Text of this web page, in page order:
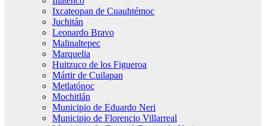
Ixcateopan de Cuauhtémoc
Juchitán
Leonardo Bravo
Malinaltepec
Marquelia
Huitzuco de los Figueroa
Mártir de Cuilapan
Metlatónoc
Mochitlán
Municipio de Eduardo Neri
Municipio de Florencio Villarreal